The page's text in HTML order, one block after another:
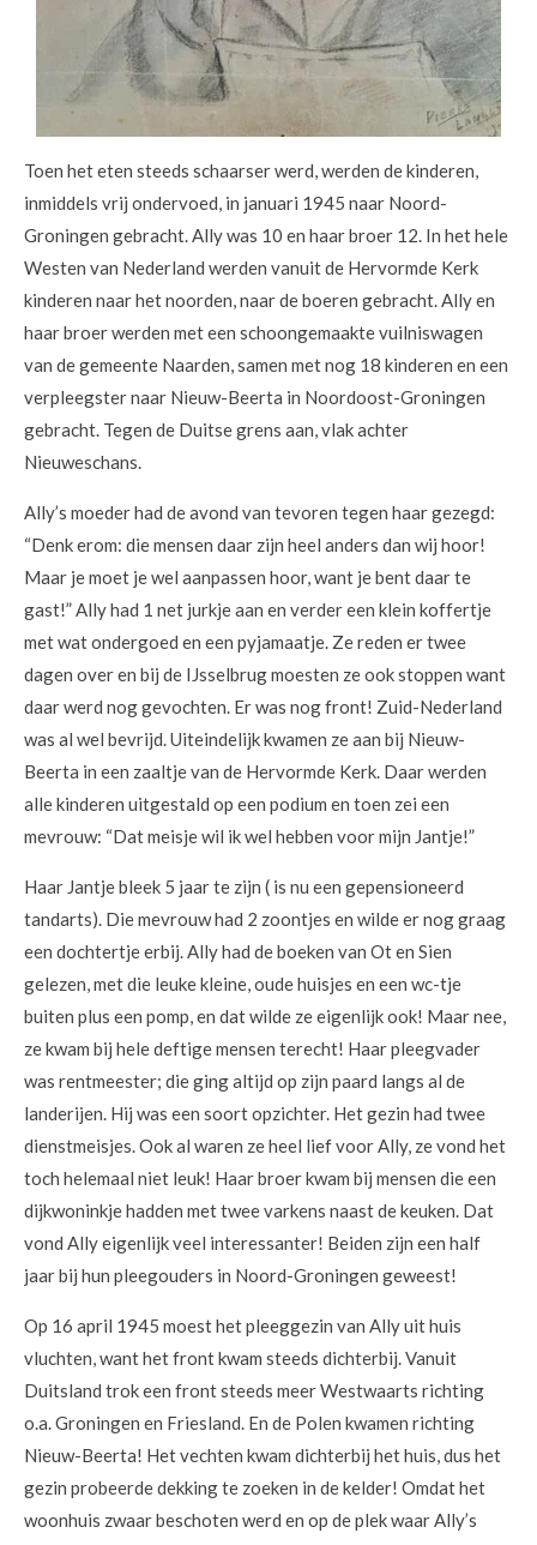
Toen het eten steeds schaarser werd, werden de kinderen,
inmiddels vrij ondervoed, in januari 1945 naar Noord-
Groningen gebracht. Ally was 10 en haar broer 12. In het hele
Westen van Nederland werden vanuit de Hervormde Kerk
kinderen naar het noorden, naar de boeren gebracht. Ally en
haar broer werden met een schoongemaakte vuilniswagen
van de gemeente Naarden, samen met nog 18 kinderen en een
verpleegster naar Nieuw-Beerta in Noordoost-Groningen
gebracht. Tegen de Duitse grens aan, vlak achter
Nieuweschans.
Ally’s moeder had de avond van tevoren tegen haar gezegd:
“Denk erom: die mensen daar zijn heel anders dan wij hoor!
Maar je moet je wel aanpassen hoor, want je bent daar te
gast!” Ally had 1 net jurkje aan en verder een klein koffertje
met wat ondergoed en een pyjamaatje. Ze reden er twee
dagen over en bij de IJsselbrug moesten ze ook stoppen want
daar werd nog gevochten. Er was nog front! Zuid-Nederland
was al wel bevrijd. Uiteindelijk kwamen ze aan bij Nieuw-
Beerta in een zaaltje van de Hervormde Kerk. Daar werden
alle kinderen uitgestald op een podium en toen zei een
mevrouw: “Dat meisje wil ik wel hebben voor mijn Jantje!”
Haar Jantje bleek 5 jaar te zijn ( is nu een gepensioneerd
tandarts). Die mevrouw had 2 zoontjes en wilde er nog graag
een dochtertje erbij. Ally had de boeken van Ot en Sien
gelezen, met die leuke kleine, oude huisjes en een wc-tje
buiten plus een pomp, en dat wilde ze eigenlijk ook! Maar nee,
ze kwam bij hele deftige mensen terecht! Haar pleegvader
was rentmeester; die ging altijd op zijn paard langs al de
landerijen. Hij was een soort opzichter. Het gezin had twee
dienstmeisjes. Ook al waren ze heel lief voor Ally, ze vond het
toch helemaal niet leuk! Haar broer kwam bij mensen die een
dijkwoninkje hadden met twee varkens naast de keuken. Dat
vond Ally eigenlijk veel interessanter! Beiden zijn een half
jaar bij hun pleegouders in Noord-Groningen geweest!
Op 16 april 1945 moest het pleeggezin van Ally uit huis
vluchten, want het front kwam steeds dichterbij. Vanuit
Duitsland trok een front steeds meer Westwaarts richting
o.a. Groningen en Friesland. En de Polen kwamen richting
Nieuw-Beerta! Het vechten kwam dichterbij het huis, dus het
gezin probeerde dekking te zoeken in de kelder! Omdat het
woonhuis zwaar beschoten werd en op de plek waar Ally’s